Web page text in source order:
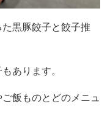
黒豚餃子と餃子推
あります。
飯ものとどのメニュ